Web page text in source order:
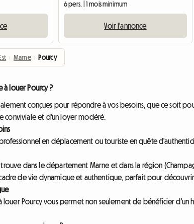
6 pers. | 1 mois minimum
Voir l'annonce
› Marne › Pourcy
à louer Pourcy ?
conçues pour répondre à vos besoins, que ce soit
conviviale et d'un loyer modéré.
en déplacement ou touriste en quête
trouve dans le département Marne et dans la région
de vie dynamique et authentique, parfait pour
Pourcy vous permet non seulement de bénéficier d'un